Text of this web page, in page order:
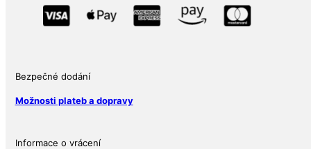
Bezpečné dodání
Možnosti plateb a dopravy
Informace o vrácení